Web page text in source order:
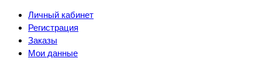
Личный кабинет
Регистрация
Заказы
Мои данные